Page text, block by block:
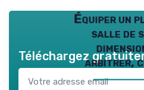
Équiper un
salle de
arbitrer,
Téléchargez